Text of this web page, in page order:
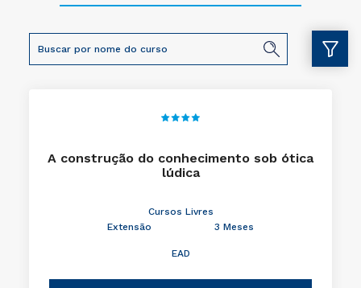
A construção do conhecimento sob ótica
lúdica
Cursos Livres
Extensão
3 Meses
EAD